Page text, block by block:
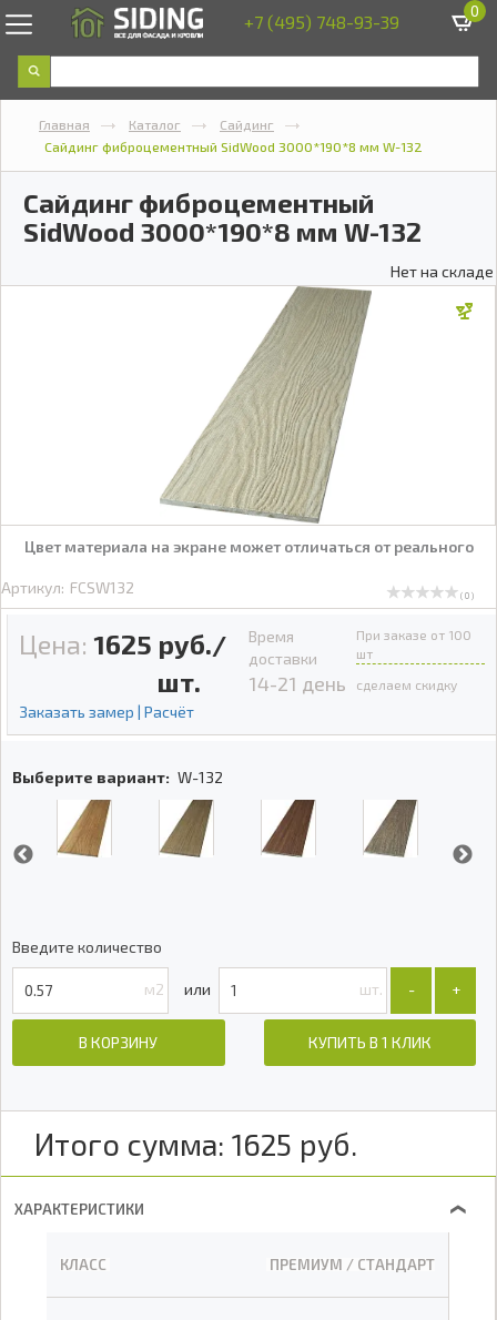
+7 (495) 748-93-39 0
Главная Каталог
Сайдинг
Сайдинг фиброцементный SidWood 3000*190*8 мм W-132
Сайдинг фиброцементный
SidWood 3000*190*8 мм W-132
Нет на складе
Цвет материала на экране может отличаться от реального
Артикул: FCSW132 ( 0 )
Цена: 1625 руб./
шт.
Заказать замер | Расчёт
Время
доставки
14-21 день
При заказе от 100
шт
сделаем скидку
Выберите вариант: W-132
Введите количество
м2 шт. +
-
В КОРЗИНУ КУПИТЬ В 1 КЛИК
Итого сумма: 1625 руб.
ХАРАКТЕРИСТИКИ ❯
КЛАСС ПРЕМИУМ / СТАНДАРТ